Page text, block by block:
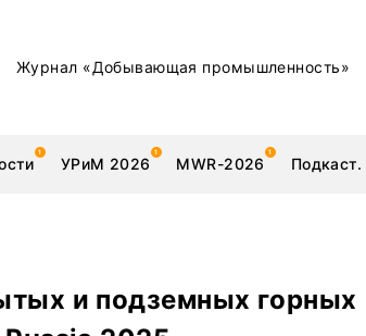
Журнал «Добывающая промышленность»
УРиМ 2026 MWR-2026
и подземных горных